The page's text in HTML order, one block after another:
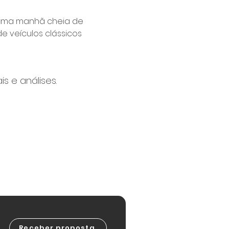
manhã cheia de
veículos clássicos
e análises.